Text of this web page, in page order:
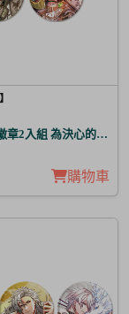
章2入組 為決心的落幕
購物車